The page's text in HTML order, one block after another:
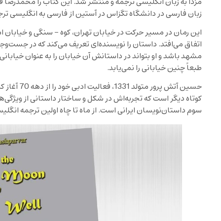
زبان فارسی در دانشگاه تگزاس در آستین از فارسی به انگلیسی
این رمان در مسیر حرکت در خیابان تهران، کوه – سنگی و
اتفاق می‌افتد. داستان را نویسنده‌ای تعریف می‌کند که در
مشهد باشد و او بتواند در داستانش آن خیابان را به عنوان
طبعاً چنین خیابانی را نمی‌یابد.
حسین آتش
کوتاه دیگر است که تجربه‌اش در شکل و ساختار داستانی از
سوم داستان‌نویسان ایرانی است. از ماه تا چاه اولین ترجمه